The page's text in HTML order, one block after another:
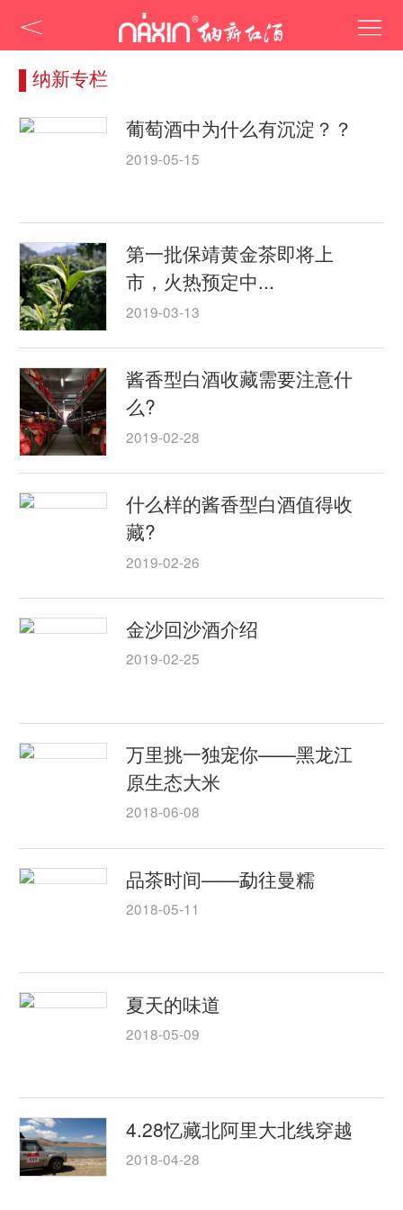
纳新专栏
葡萄酒中为什么有沉淀？？
2019-05-15
第一批保靖黄金茶即将上
市，火热预定中...
2019-03-13
酱香型白酒收藏需要注意什
么?
2019-02-28
什么样的酱香型白酒值得收
藏?
2019-02-26
金沙回沙酒介绍
2019-02-25
万里挑一独宠你——黑龙江
原生态大米
2018-06-08
品茶时间——勐往曼糯
2018-05-11
夏天的味道
2018-05-09
4.28忆藏北阿里大北线穿越
2018-04-28